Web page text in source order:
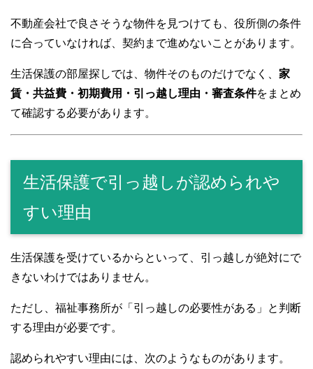
不動産会社で良さそうな物件を見つけても、役所側の条件
に合っていなければ、契約まで進めないことがあります。
生活保護の部屋探しでは、物件そのものだけでなく、 家
賃・共益費・初期費用・引っ越し理由・審査条件をまとめ
て確認する必要があります。
生活保護で引っ越しが認められや
すい理由
生活保護を受けているからといって、引っ越しが絶対にで
きないわけではありません。
ただし、福祉事務所が「引っ越しの必要性がある」と判断
する理由が必要です。
認められやすい理由には、次のようなものがあります。